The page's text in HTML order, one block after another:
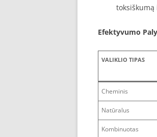
Efektyvumo
VALIKLIO TIPAS
Cheminis
Natūralus
Kombinuotas